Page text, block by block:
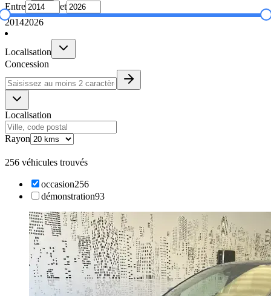
Entre
et
20142026
Localisation
Concession
Localisation
Rayon
256 véhicules trouvés
occasion256
démonstration93